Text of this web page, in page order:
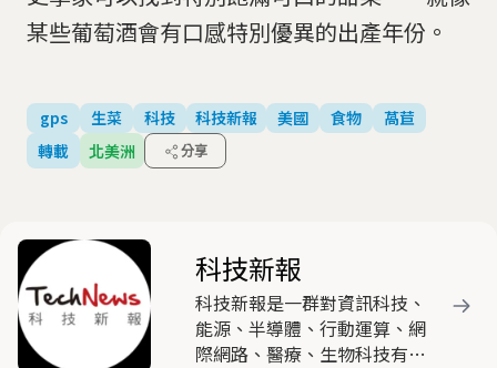
某些葡萄酒會有口感特別優異的出產年份。
gps 生菜 科技 科技新報 美國 食物
萵苣
轉載
北美洲 分享
科技新報
科技新報是一群對資訊科技、
能源、半導體、行動運算、網
際網路、醫療、生物科技有高